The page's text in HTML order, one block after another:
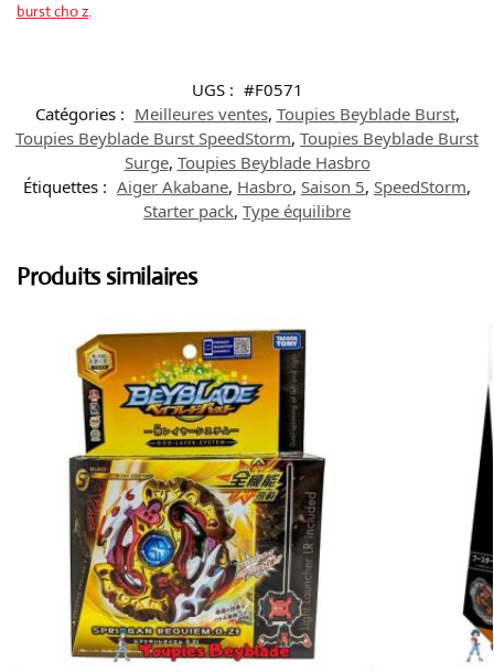
burst cho z.
UGS : #F0571
Catégories : Meilleures ventes, Toupies Beyblade Burst,
Toupies Beyblade Burst SpeedStorm, Toupies Beyblade Burst
Surge, Toupies Beyblade Hasbro
Étiquettes : Aiger Akabane, Hasbro, Saison 5, SpeedStorm,
Starter pack, Type équilibre
Produits similaires